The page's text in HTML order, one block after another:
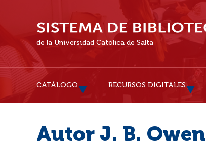
de la Universidad Católica de Salta
CATÁLOGO RECURSOS DIGITALES
Autor J. B. Owen